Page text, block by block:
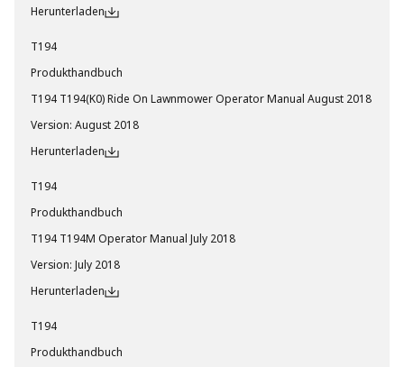
Herunterladen
T194
Produkthandbuch
T194 T194(K0) Ride On Lawnmower Operator Manual August 2018
Version: August 2018
Herunterladen
T194
Produkthandbuch
T194 T194M Operator Manual July 2018
Version: July 2018
Herunterladen
T194
Produkthandbuch